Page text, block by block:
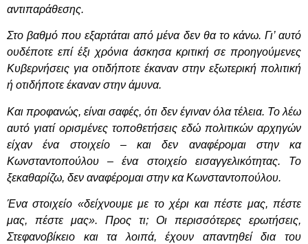
αντιπαράθεσης.
Στο βαθμό που εξαρτάται από μένα δεν θα το κάνω. Γι’ αυτό
ουδέποτε επί έξι χρόνια άσκησα κριτική σε προηγούμενες
Κυβερνήσεις για οτιδήποτε έκαναν στην εξωτερική πολιτική
ή οτιδήποτε έκαναν στην άμυνα.
Και προφανώς, είναι σαφές, ότι δεν έγιναν όλα τέλεια. Το λέω
αυτό γιατί ορισμένες τοποθετήσεις εδώ πολιτικών αρχηγών
είχαν ένα στοιχείο – και δεν αναφέρομαι στην κα
Κωνσταντοπούλου – ένα στοιχείο εισαγγελικότητας. Το
ξεκαθαρίζω, δεν αναφέρομαι στην κα Κωνσταντοπούλου.
Ένα στοιχείο «δείχνουμε με το χέρι και πέστε μας, πέστε
μας, πέστε μας». Προς τι; Οι περισσότερες ερωτήσεις,
Στεφανοβίκειο και τα λοιπά, έχουν απαντηθεί δια του